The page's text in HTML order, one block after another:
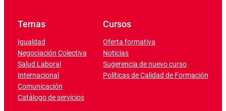
Temas
Igualdad
Negociación Colectiva
Salud Laboral
Internacional
Comunicación
Catálogo de servicios
Cursos
Oferta formativa
Noticias
Sugerencia de nuevo curso
Políticas de Calidad de Formación